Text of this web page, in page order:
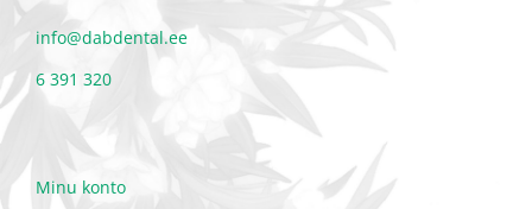
info@dabdental.ee
6 391 320
Minu konto